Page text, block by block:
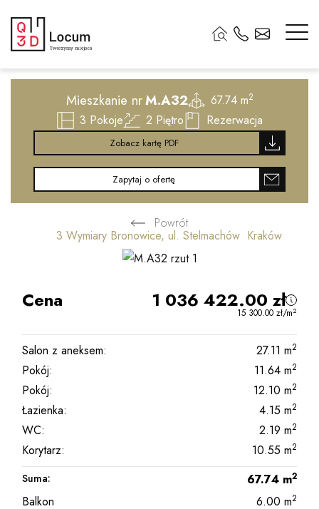
Mieszkanie nrM.A32 67.74 m2
3 Pokoje 2 Piętro Rezerwacja
Zobacz kartę PDF
Zapytaj o ofertę
Powrót
3 Wymiary Bronowice, ul. Stelmachów Kraków
Cena 1 036 422.00 zł
15 300.00 zł/m2
Salon z aneksem: 27.11 m2
Pokój: 11.64 m2
Pokój: 12.10 m2
Łazienka: 4.15 m2
WC: 2.19 m2
Korytarz: 10.55 m2
Suma: 67.74 m2
Balkon 6.00 m2
2